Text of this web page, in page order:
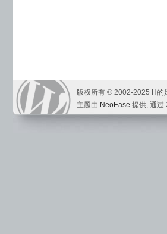
版权所有 © 2002-2025 H
主题由 NeoEase 提供, 通过